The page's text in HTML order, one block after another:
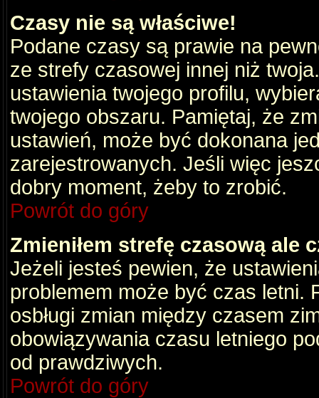
Czasy nie są właściwe!
Podane czasy są prawie na
ze strefy czasowej innej niż
ustawienia twojego profilu,
twojego obszaru. Pamiętaj, że
ustawień, może być dokonana
zarejestrowanych. Jeśli więc
dobry moment, żeby to zrobić.
Powrót do góry
Zmieniłem strefę czasową ale
Jeżeli jesteś pewien, że
problemem może być czas letni.
osbługi zmian między czasem
obowiązywania czasu letniego
od prawdziwych.
Powrót do góry